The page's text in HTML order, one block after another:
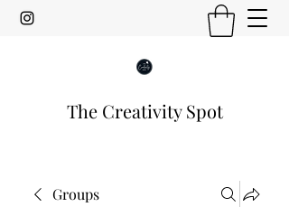
The Creativity Spot
Groups